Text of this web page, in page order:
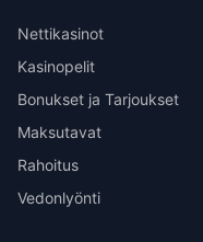
Nettikasinot
Kasinopelit
Bonukset ja Tarjoukset
Maksutavat
Rahoitus
Vedonlyönti